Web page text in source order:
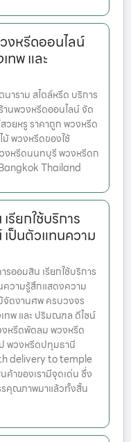
งหรีดออนไลน์
ทพ และ
าราม สไตล์หรีด บริการ
นพวงหรีดออนไลน์ จัด
วยหรู ราคาถูก พวงหรีด
พวงหรีดของใช้
งหรีดนนทบุรี พวงหรีดก
Thailand
ยกใช้บริการ
ป็นตัวแทนความ
ออมสิน เรียกใช้บริการ
ความรู้สึกแสดงความ
จัดงานศพ ครบวงจร
ทพ และ ปริมณฑล ดีไซน์
หรีดพัดลม พวงหรีด
พวงหรีดปทุมธานี
delivery to temple
ค้าของเรามีจุดเด่น ซึ่ง
รคุณภาพมาแล้วทั้งสิ้น